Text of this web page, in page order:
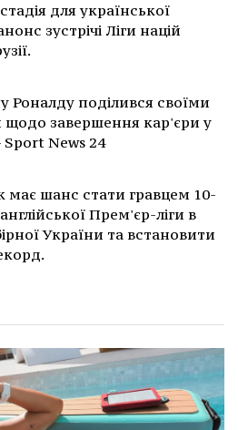
для української
зустрічі Ліги націй
Роналду поділився своїми
щодо завершення кар'єри у
Sport News 24
шанс стати гравцем 10-
Прем'єр-ліги в
України та встановити